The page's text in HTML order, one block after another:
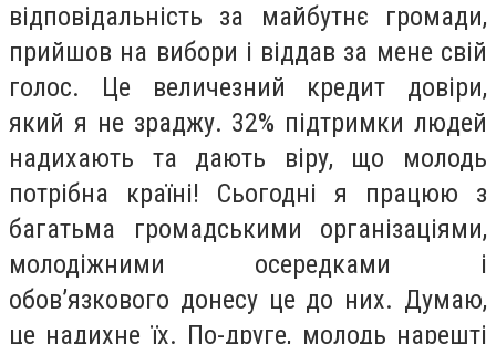
відповідальність за майбутнє громади,
прийшов на вибори і віддав за мене свій
голос. Це величезний кредит довіри,
який я не зраджу. 32% підтримки людей
надихають та дають віру, що молодь
потрібна країні! Сьогодні я працюю з
багатьма громадськими організаціями,
молодіжними осередками і
обов’язкового донесу це до них. Думаю,
це надихне їх. По-друге, молодь нарешті